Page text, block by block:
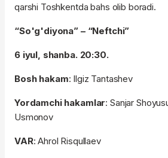
qarshi Toshkentda bahs olib boradi.
“So'g'diyona” – “Neftchi”
6 iyul, shanba. 20:30.
Bosh hakam: Ilgiz Tantashev
Yordamchi hakamlar: Sanjar
Usmonov
VAR: Ahrol Risqullaev